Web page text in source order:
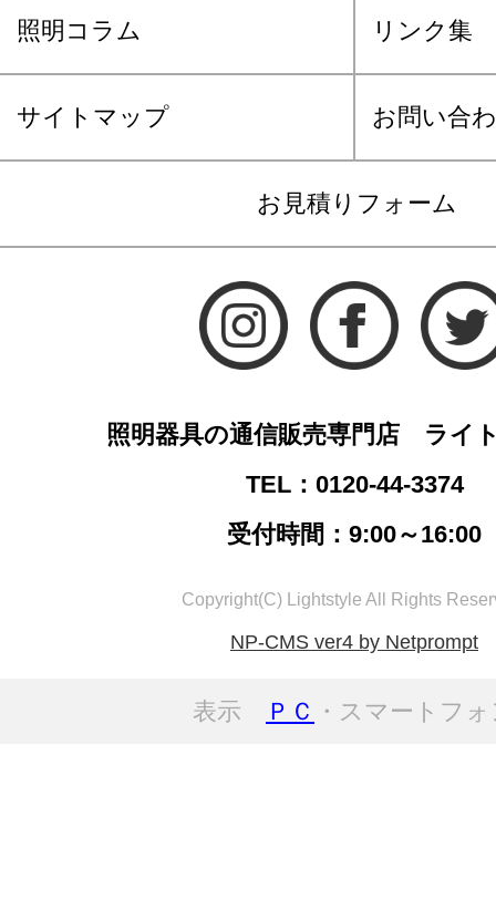
照明コラム リンク集
サイトマップ お問い合
お見積りフォーム
照明器具の通信販売専門店 ライ
TEL：0120-44-3374
受付時間：9:00～16:00
Copyright(C) Lightstyle All Rights
NP-CMS ver4 by Netprompt
表示 ＰＣ ・スマートフ